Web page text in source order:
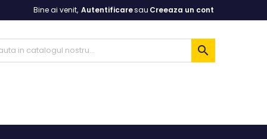
Bine ai venit, Autentificaresau Creeaza un cont
